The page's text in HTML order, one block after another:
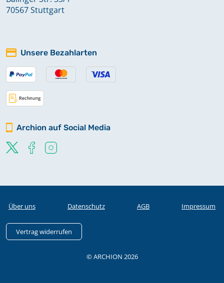
70567 Stuttgart
Unsere Bezahlarten
Archion auf Social Media
Über uns Datenschutz AGB Impressum
Vertrag widerrufen
© ARCHION 2026